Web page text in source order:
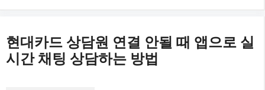
현대카드 상담원 연결 안될 때 앱으로 실
시간 채팅 상담하는 방법